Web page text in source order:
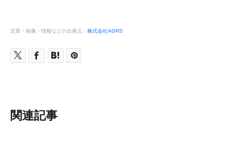
文章・画像・情報などの出典元： 株式会社AGRS
関連記事